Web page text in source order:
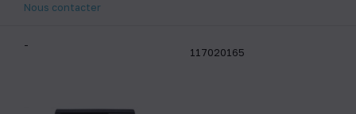
-
117020165
Nous contacter